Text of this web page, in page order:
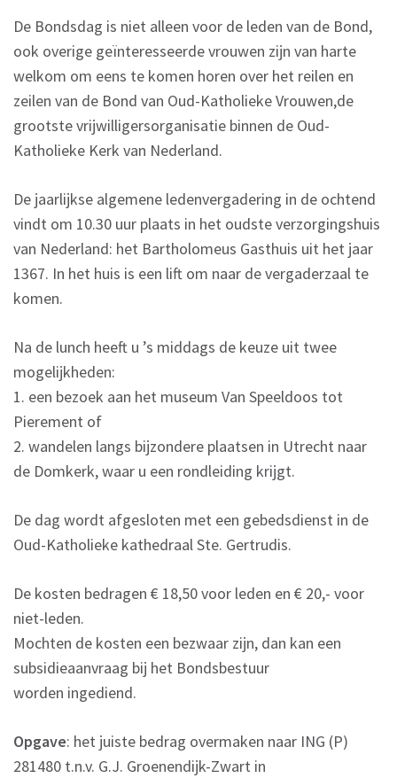
De Bondsdag is niet alleen voor de leden van de Bond,
ook overige geïnteresseerde vrouwen zijn van harte
welkom om eens te komen horen over het reilen en
zeilen van de Bond van Oud-Katholieke Vrouwen,de
grootste vrijwilligersorganisatie binnen de Oud-
Katholieke Kerk van Nederland.
De jaarlijkse algemene ledenvergadering in de ochtend
vindt om 10.30 uur plaats in het oudste verzorgingshuis
van Nederland: het Bartholomeus Gasthuis uit het jaar
1367. In het huis is een lift om naar de vergaderzaal te
komen.
Na de lunch heeft u ’s middags de keuze uit twee
mogelijkheden:
1. een bezoek aan het museum Van Speeldoos tot
Pierement of
2. wandelen langs bijzondere plaatsen in Utrecht naar
de Domkerk, waar u een rondleiding krijgt.
De dag wordt afgesloten met een gebedsdienst in de
Oud-Katholieke kathedraal Ste. Gertrudis.
De kosten bedragen € 18,50 voor leden en € 20,- voor
niet-leden.
Mochten de kosten een bezwaar zijn, dan kan een
subsidieaanvraag bij het Bondsbestuur
worden ingediend.
Opgave: het juiste bedrag overmaken naar ING (P)
281480 t.n.v. G.J. Groenendijk-Zwart in